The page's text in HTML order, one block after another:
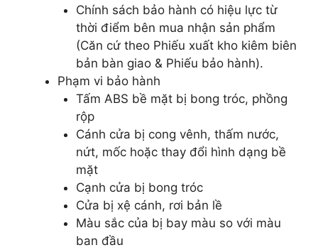
Chính sách bảo hành có hiệu lực từ
thời điểm bên mua nhận sản phẩm
(Căn cứ theo Phiếu xuất kho kiêm biên
bản bàn giao & Phiếu bảo hành).
Phạm vi bảo hành
Tấm ABS bề mặt bị bong tróc, phồng
rộp
Cánh cửa bị cong vênh, thấm nước,
nứt, mốc hoặc thay đổi hình dạng bề
mặt
Cạnh cửa bị bong tróc
Cửa bị xệ cánh, rơi bản lề
Màu sắc của bị bay màu so với màu
ban đầu